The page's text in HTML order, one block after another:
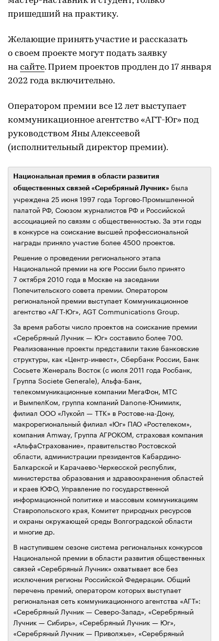
пришедший на практику.
Желающие принять участие и рассказать
о своем проекте могут подать заявку
на сайте. Прием проектов продлен до 17 января
2022 года включительно.
Оператором премии все 12 лет выступает
коммуникационное агентство «АГТ-Юг» под
руководством Яны Алексеевой
(исполнительный директор премии).
Национальная премия в области развития
общественных связей «Серебряный Лучник» была
учреждена 25 июня 1997 года Торгово-Промышленной
палатой РФ, Союзом журналистов РФ и Российской
ассоциацией по связям с общественностью. За эти годы
в конкурсе на соискание высшей профессиональной
награды приняло участие более 4500 проектов.
Решение о проведении регионального этапа
Национальной премии на юге России было принято
7 октября 2010 года в Москве на заседании
Попечительского совета премии. Оператором
региональной премии выступает Коммуникационное
агентство «АГТ-Юг», AGT Communications Group.
За время работы число проектов на соискание премии
«Серебряный Лучник — Юг» составило более 700.
Реализованные проекты представили такие банковские
структуры, как «Центр-инвест», Сбербанк России, Банк
Сосьете Женераль Восток (с июля 2011 года Росбанк,
Группа Societe Generale), Альфа-Банк,
телекоммуникационные компании МегаФон, МТС
и ВымпелКом, группа компаний Danone-Юнимилк,
филиал ООО «Лукойл — ТТК» в Ростове-на-Дону,
макрорегиональный филиал «Юг» ПАО «Ростелеком»,
компания Amway, Группа АГРОКОМ, страховая компания
«АльфаСтрахование», правительство Ростовской
области, администрации президентов Кабардино-
Балкарской и Карачаево-Черкесской республик,
министерства образования и здравоохранения областей
и краев ЮФО, Управление по государственной
информационной политике и массовым коммуникациям
Ставропольского края, Комитет природных ресурсов
и охраны окружающей среды Волгоградской области
и многие др.
В наступившем сезоне система региональных конкурсов
Национальной премии в области развития общественных
связей «Серебряный Лучник» охватывает все без
исключения регионы Российской Федерации. Общий
перечень премий, оператором которых выступает
региональная сеть коммуникационного агентства «АГТ»:
«Серебряный Лучник — Северо-Запад», «Серебряный
Лучник — Сибирь», «Серебряный Лучник — Юг»,
«Серебряный Лучник — Приволжье», «Серебряный